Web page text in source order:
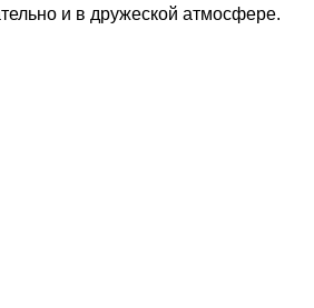
и в дружеской атмосфере.